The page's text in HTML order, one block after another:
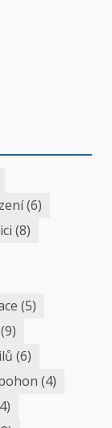
(6)
(8)
(5)
(9)
(6)
(4)